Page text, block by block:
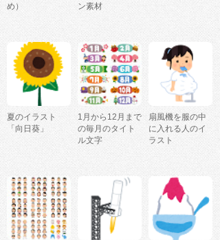
め）
ン素材
夏のイラスト
「向日葵」
1月から12月まで
の毎月のタイト
ル文字
扇風機を服の中
に入れる人のイ
ラスト